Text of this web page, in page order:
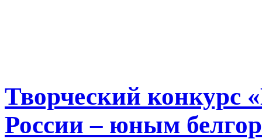
Творческий конкурс
России – юным